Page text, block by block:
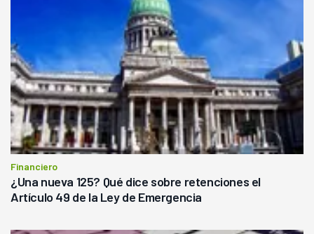
Financiero
¿Una nueva 125? Qué dice sobre retenciones el
Artículo 49 de la Ley de Emergencia